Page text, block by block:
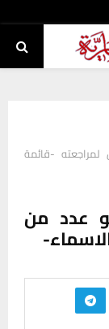
-قائمة
عدد من